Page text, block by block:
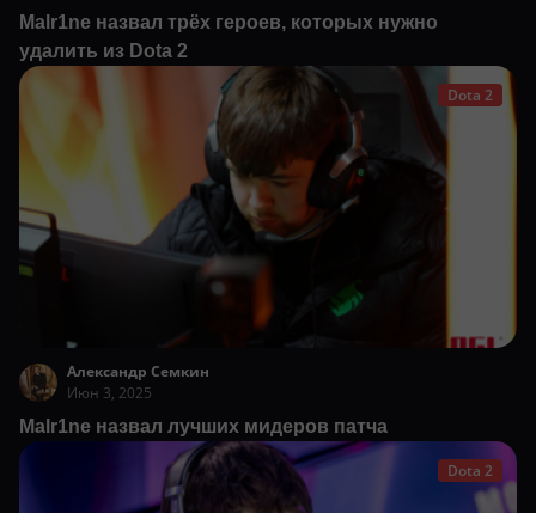
Malr1ne назвал трёх героев, которых нужно
удалить из Dota 2
Dota 2
Александр Семкин
Июн 3, 2025
Malr1ne назвал лучших мидеров патча
Dota 2